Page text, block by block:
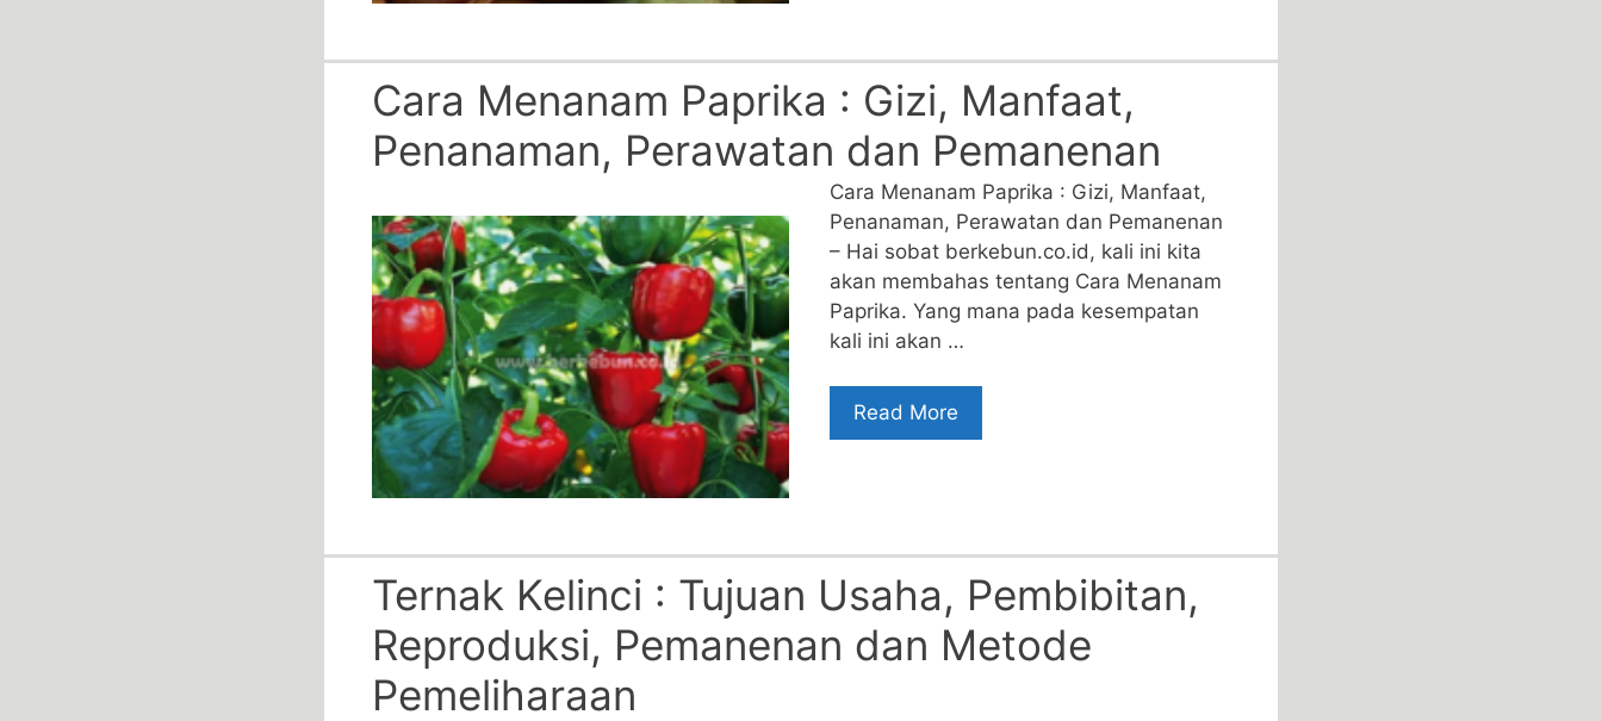
Cara Menanam Paprika : Gizi, Manfaat,
Penanaman, Perawatan dan Pemanenan
Cara Menanam Paprika : Gizi, Manfaat,
Penanaman, Perawatan dan Pemanenan
– Hai sobat berkebun.co.id, kali ini kita
akan membahas tentang Cara Menanam
Paprika. Yang mana pada kesempatan
kali ini akan …
Read More
Ternak Kelinci : Tujuan Usaha, Pembibitan,
Reproduksi, Pemanenan dan Metode
Pemeliharaan